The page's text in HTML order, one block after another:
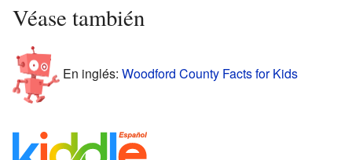
Véase también
En inglés: Woodford County Facts for Kids